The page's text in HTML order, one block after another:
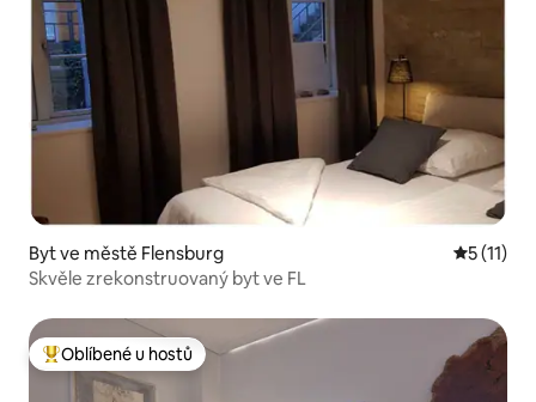
Byt ve městě Flensburg
5 (11)
Skvěle zrekonstruovaný byt ve FL
Nejlepší v kategorii Oblíbené u hostů
Oblíbené u hostů